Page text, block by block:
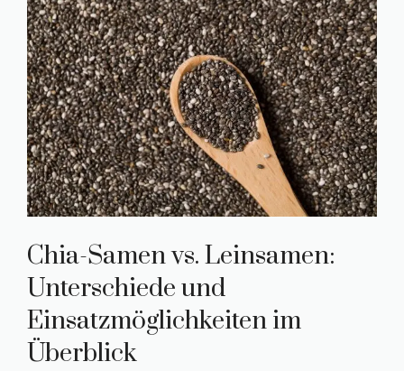
Chia-Samen vs. Leinsamen:
Unterschiede und
Einsatzmöglichkeiten im
Überblick